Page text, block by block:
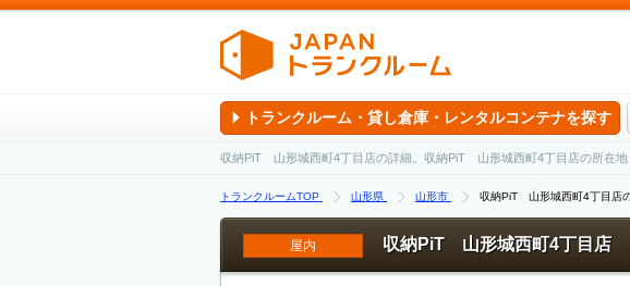
トランクルーム・貸し倉庫・レンタルコンテナを探す
収納PiT 山形城西町4丁目店の詳細。収納PiT 山形城西町4丁目店の所在地
トランクルームTOP 山形県 山形市 収納PiT 山形城西町4丁目店
屋内 収納PiT 山形城西町4丁目店